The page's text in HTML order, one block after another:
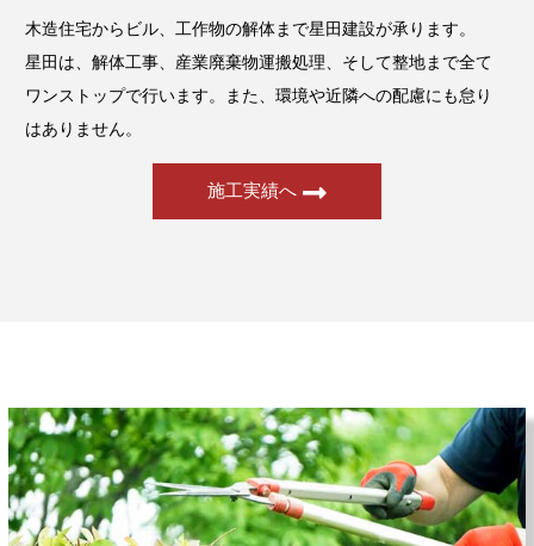
木造住宅からビル、工作物の解体まで星田建設が承ります。
星田は、解体工事、産業廃棄物運搬処理、そして整地まで全て
ワンストップで行います。また、環境や近隣への配慮にも怠り
はありません。
施工実績へ